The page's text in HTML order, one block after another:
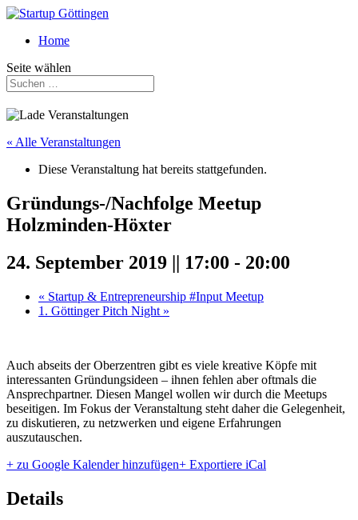
Home
Seite wählen
« Alle Veranstaltungen
Diese Veranstaltung hat bereits stattgefunden.
Gründungs-/Nachfolge Meetup
Holzminden-Höxter
24. September 2019 || 17:00 - 20:00
« Startup & Entrepreneurship #Input Meetup
1. Göttinger Pitch Night »
Auch abseits der Oberzentren gibt es viele kreative Köpfe mit
interessanten Gründungsideen – ihnen fehlen aber oftmals die
Ansprechpartner. Diesen Mangel wollen wir durch die Meetups
beseitigen. Im Fokus der Veranstaltung steht daher die Gelegenheit,
zu diskutieren, zu netzwerken und eigene Erfahrungen
auszutauschen.
+ zu Google Kalender hinzufügen+ Exportiere iCal
Details